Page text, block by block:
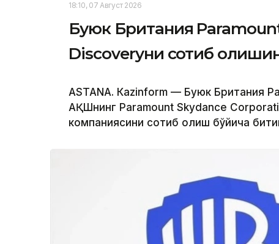
18:10, 07 Август 2026
Буюк Британия
Discoveryни сотиб
ASTANА. Кazinform — Буюк Британия
АҚШнинг Paramount Skydance
компаниясини сотиб олиш бўйича